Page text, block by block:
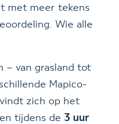
met meer tekens
Wie alle
– van grasland tot
Mapico-
zich op het
tijdens de 3 uur